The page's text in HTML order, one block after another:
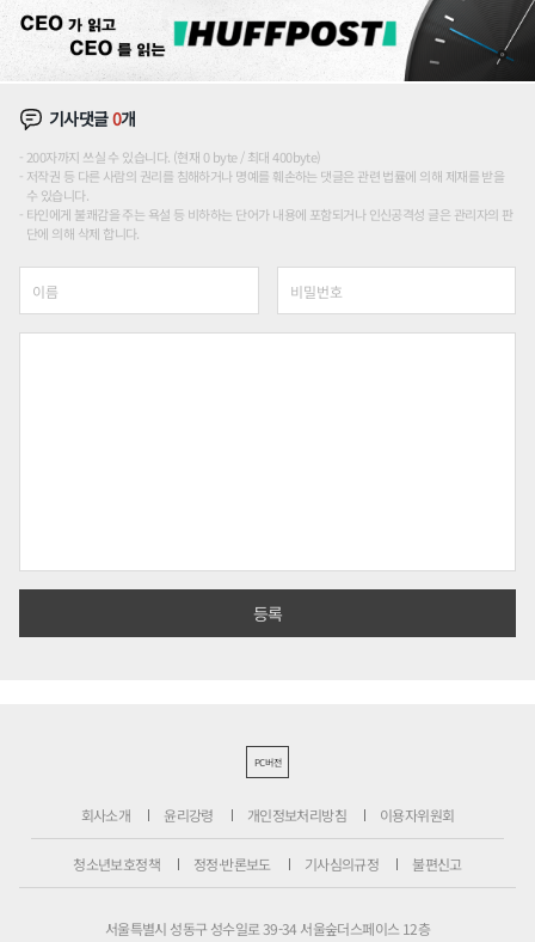
기사댓글0개
200자까지 쓰실 수 있습니다. (현재 0 byte / 최대 400byte)
저작권 등 다른 사람의 권리를 침해하거나 명예를 훼손하는 댓글은 관련 법률에 의해 제재를 받을
수 있습니다.
타인에게 불쾌감을 주는 욕설 등 비하하는 단어가 내용에 포함되거나 인신공격성 글은 관리자의 판
단에 의해 삭제 합니다.
PC버전
회사소개 윤리강령 개인정보처리방침 이용자위원회
청소년보호정책 정정·반론보도 기사심의규정 불편신고
서울특별시 성동구 성수일로 39-34 서울숲더스페이스 12층